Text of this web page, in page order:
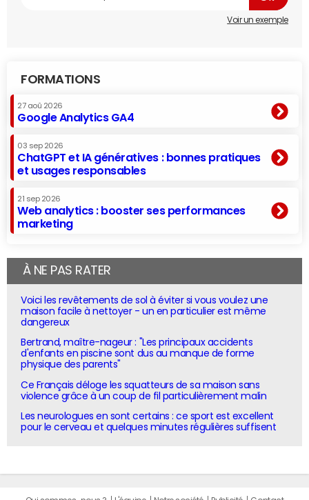
Voir un exemple
FORMATIONS
27 aoû 2026
Google Analytics GA4
03 sep 2026
ChatGPT et IA génératives : bonnes pratiques
et usages responsables
21 sep 2026
Web analytics : booster ses performances
marketing
À NE PAS RATER
Voici les revêtements de sol à éviter si vous voulez une
maison facile à nettoyer - un en particulier est même
dangereux
Bertrand, maître-nageur : "Les principaux accidents
d'enfants en piscine sont dus au manque de forme
physique des parents"
Ce Français déloge les squatteurs de sa maison sans
violence grâce à un coup de fil particulièrement malin
Les neurologues en sont certains : ce sport est excellent
pour le cerveau et quelques minutes régulières suffisent